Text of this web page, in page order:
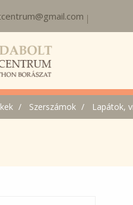
Szerszámok Lapátok,